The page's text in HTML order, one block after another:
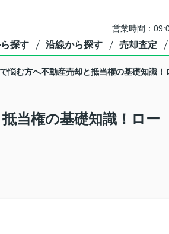
営業時間：
探す 沿線から探す 売却査定
悩む方へ不動産売却と抵当権の基礎知識
当権の基礎知識！ロー